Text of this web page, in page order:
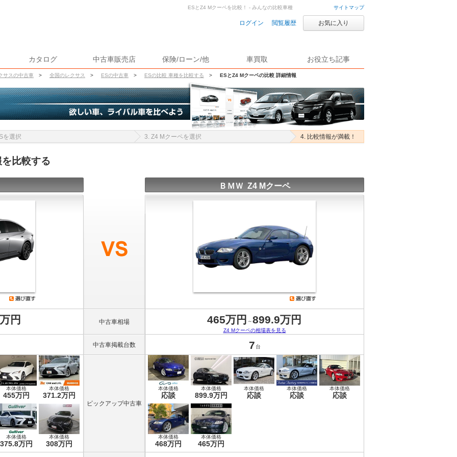
サイトマップ
ログイン 閲覧履歴 お気に入り
カタログ 中古車販売店 保険/ローン/他 車買取 お役立ち記事
サスの中古車 > 全国のレクサス > ESの中古車 > ESの比較 車種を比較する > ESとZ4 Mクーペの比較 詳細情報
ESとZ4 Mクーペを比較！ - みんなの比較車種
を選択 3. Z4 Mクーペを選択 4. 比較情報が満載！
比較する
ＢＭＷ Z4 Mクーペ
円 中古車相場 465万円 ～899.9万円
Z4 Mクーペの相場表を見る
中古車掲載台数 7 台
本体価格
455万円
本体価格
371.2万円
本体価格
375.8万円
本体価格
308万円
ピックアップ中古車
本体価格
応談
本体価格
899.9万円
本体価格
応談
本体価格
応談
本体価格
応談
本体価格
468万円
本体価格
465万円